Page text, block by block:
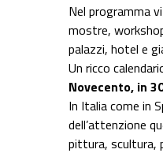
Nel programma
mostre,
palazzi, hotel e
Un ricco
Novecento, in
In Italia come in
dell’attenzione
pittura, scultura,